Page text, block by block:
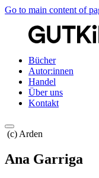
Go to main content of
Bücher
Autor:innen
Handel
Über uns
Kontakt
(c) Arden
Ana Garriga